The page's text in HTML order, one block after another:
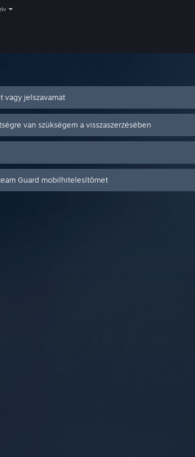
vagy jelszavamat
van szükségem a visszaszerzésében
Guard mobilhitelesítőmet